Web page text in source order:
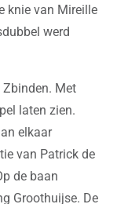
knie van Mireille
werd
Met
laten zien.
elkaar
van Patrick de
de baan
Groothuijse. De